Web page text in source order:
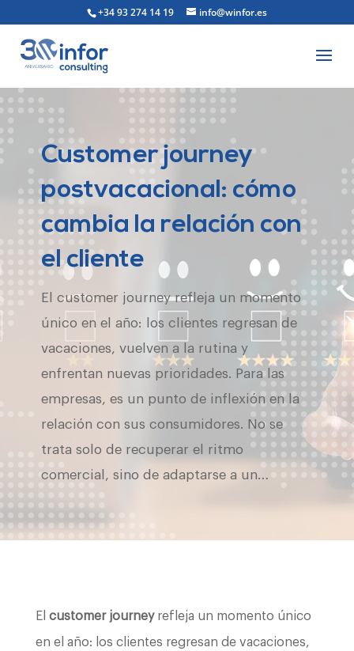
+34 93 274 14 19 info@winfor.es
Customer journey
postvacacional: cómo
cambia la relación con
el cliente
El customer journey refleja un momento
único en el año: los clientes regresan de
vacaciones, vuelven a la rutina y
enfrentan nuevas prioridades. Para las
empresas, es un punto de inflexión en la
relación con sus consumidores. No se
trata solo de recuperar el ritmo
comercial, sino de adaptarse a un…
El customer journeyrefleja un momento único
en el año: los clientes regresan de vacaciones,